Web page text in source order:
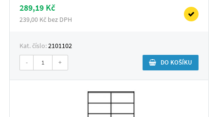
289,19 Kč
239,00 Kč bez DPH
Kat. číslo:2101102
- + DO KOŠÍKU